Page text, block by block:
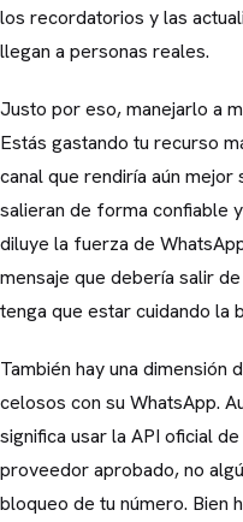
los recordatorios y las
llegan a personas reales.
Justo por eso, manejarlo a
Estás gastando tu recurso
canal que rendiría aún
salieran de forma confiable
diluye la fuerza de
mensaje que debería salir
tenga que estar cuidando la
También hay una dimensión
celosos con su WhatsApp.
significa usar la API oficial
proveedor aprobado, no
bloqueo de tu número. Bien